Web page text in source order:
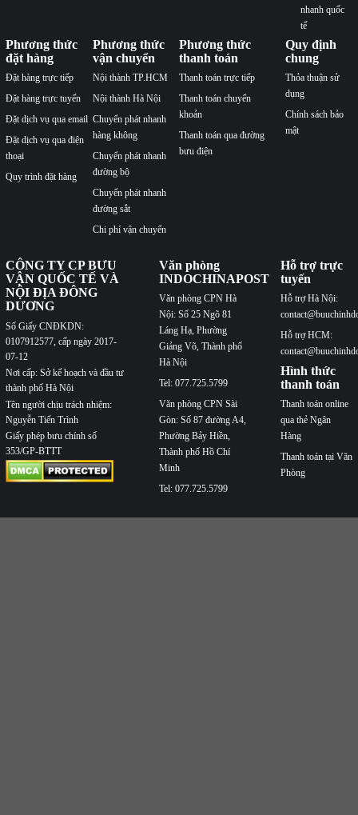
nhanh quốc
tế
Phương thức
đặt hàng
Đặt hàng trực tiếp
Đặt hàng trực tuyến
Đặt dịch vụ qua email
Đặt dịch vụ qua điện
thoại
Quy trình đặt hàng
Phương thức
vận chuyển
Nội thành TP.HCM
Nội thành Hà Nội
Chuyển phát nhanh
hàng không
Chuyển phát nhanh
đường bộ
Chuyển phát nhanh
đường sắt
Chi phí vận chuyển
Phương thức
thanh toán
Thanh toán trực tiếp
Thanh toán chuyển
khoản
Thanh toán qua đường
bưu điện
Quy định
chung
Thỏa thuận sử
dụng
Chính sách bảo
mật
CÔNG TY CP BƯU
VẬN QUỐC TẾ VÀ
NỘI ĐỊA ĐÔNG
DƯƠNG
Số Giấy CNĐKDN:
0107912577, cấp ngày 2017-
07-12
Nơi cấp: Sở kế hoạch và đầu tư
thành phố Hà Nội
Tên người chịu trách nhiệm:
Nguyễn Tiến Trình
Giấy phép bưu chính số
353/GP-BTTT
Văn phòng
INDOCHINAPOST
Văn phòng CPN Hà
Nội: Số 25 Ngõ 81
Láng Hạ, Phường
Giảng Võ, Thành phố
Hà Nội
Tel: 077.725.5799
Văn phòng CPN Sài
Gòn: Số 87 đường A4,
Phường Bảy Hiền,
Thành phố Hồ Chí
Minh
Tel: 077.725.5799
Hỗ trợ trực
tuyến
Hỗ trợ Hà Nội:
Hỗ trợ HCM:
Hình thức
thanh toán
Thanh toán online
qua thẻ Ngân
Hàng
Thanh toán tại Văn
Phòng